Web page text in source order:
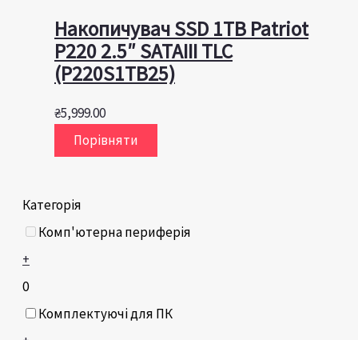
Категорія
Комп'ютерна периферія
+
0
Комплектуючі для ПК
Накопичувач SSD 1TB Patriot
P220 2.5″ SATAIII TLC
(P220S1TB25)
₴5,999.00
Порівняти